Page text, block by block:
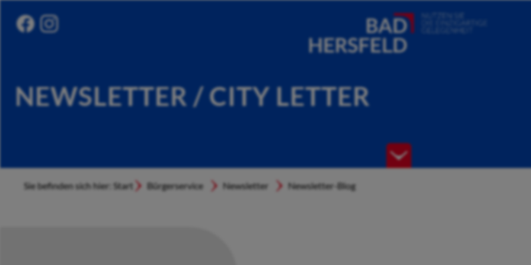
NEWSLETTER / CITY LETTER
Sie befinden sich hier: Start Bürgerservice Newsletter Newsletter-Blog